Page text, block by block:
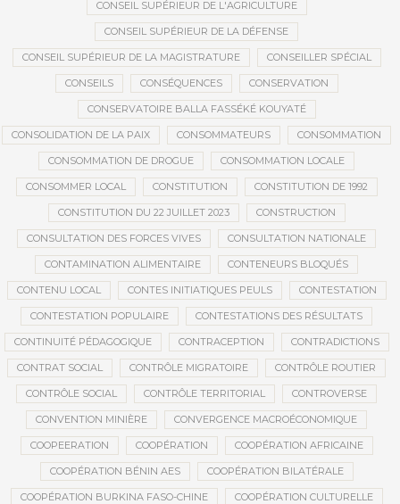
CONSEIL SUPÉRIEUR DE L'AGRICULTURE
CONSEIL SUPÉRIEUR DE LA DÉFENSE
CONSEIL SUPÉRIEUR DE LA MAGISTRATURE CONSEILLER SPÉCIAL
CONSEILS CONSÉQUENCES CONSERVATION
CONSERVATOIRE BALLA FASSÉKÉ KOUYATÉ
CONSOLIDATION DE LA PAIX CONSOMMATEURS CONSOMMATION
CONSOMMATION DE DROGUE CONSOMMATION LOCALE
CONSOMMER LOCAL CONSTITUTION CONSTITUTION DE 1992
CONSTITUTION DU 22 JUILLET 2023 CONSTRUCTION
CONSULTATION DES FORCES VIVES CONSULTATION NATIONALE
CONTAMINATION ALIMENTAIRE CONTENEURS BLOQUÉS
CONTENU LOCAL CONTES INITIATIQUES PEULS CONTESTATION
CONTESTATION POPULAIRE CONTESTATIONS DES RÉSULTATS
CONTINUITÉ PÉDAGOGIQUE CONTRACEPTION CONTRADICTIONS
CONTRAT SOCIAL CONTRÔLE MIGRATOIRE CONTRÔLE ROUTIER
CONTRÔLE SOCIAL CONTRÔLE TERRITORIAL CONTROVERSE
CONVENTION MINIÈRE CONVERGENCE MACROÉCONOMIQUE
COOPEERATION COOPÉRATION COOPÉRATION AFRICAINE
COOPÉRATION BÉNIN AES COOPÉRATION BILATÉRALE
COOPÉRATION BURKINA FASO-CHINE COOPÉRATION CULTURELLE